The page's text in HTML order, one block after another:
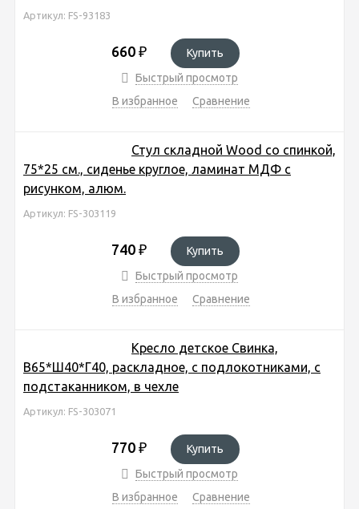
Артикул: FS-93183
660 ₽
Купить
Быстрый просмотр
В избранное
Сравнение
Стул складной Wood со спинкой,
75*25 см., сиденье круглое, ламинат МДФ с
рисунком, алюм.
Артикул: FS-303119
740 ₽
Купить
Быстрый просмотр
В избранное
Сравнение
Кресло детское Свинка,
В65*Ш40*Г40, раскладное, с подлокотниками, с
подстаканником, в чехле
Артикул: FS-303071
770 ₽
Купить
Быстрый просмотр
В избранное
Сравнение